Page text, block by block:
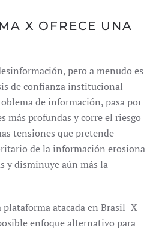
X OFRECE UNA
pero a menudo es
de confianza institucional
de información, pasa por
más profundas y corre el riesgo
tensiones que pretende
de la información erosiona
y disminuye aún más la
atacada en Brasil -X-
enfoque alternativo para